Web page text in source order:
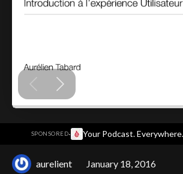
SPONSORED· Your Podcast.
aurelient January 18, 2016